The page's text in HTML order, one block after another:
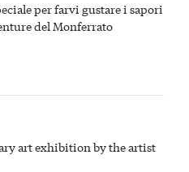
per farvi gustare i sapori
del Monferrato
art exhibition by the artist